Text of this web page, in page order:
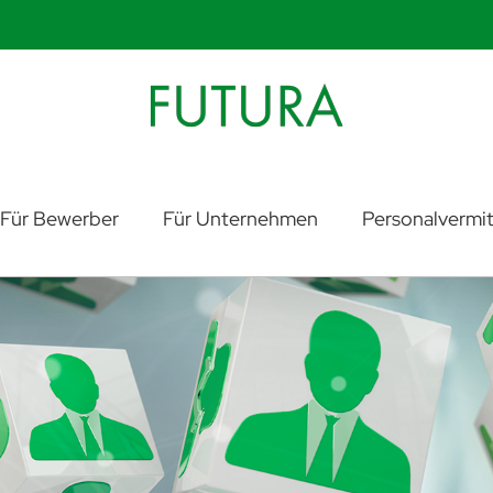
Für Bewerber Für Unternehmen